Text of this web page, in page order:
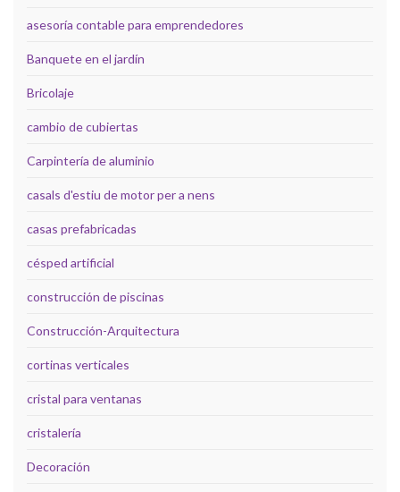
asesoría contable para emprendedores
Banquete en el jardín
Bricolaje
cambio de cubiertas
Carpintería de aluminio
casals d'estiu de motor per a nens
casas prefabricadas
césped artificial
construcción de piscinas
Construcción-Arquitectura
cortinas verticales
cristal para ventanas
cristalería
Decoración